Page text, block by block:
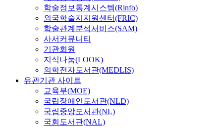
학술정보통계시스템(Rinfo)
외국학술지지원센터(FRIC)
학술관계분석서비스(SAM)
사서커뮤니티
기관회원
지식나눔(LOOK)
의학전자도서관(MEDLIS)
유관기관 사이트
교육부(MOE)
국립장애인도서관(NLD)
국립중앙도서관(NL)
국회도서관(NAL)